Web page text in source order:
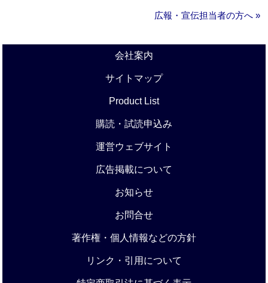
広報・宣伝担当者の方へ »
会社案内
サイトマップ
Product List
購読・試読申込み
運営ウェブサイト
広告掲載について
お知らせ
お問合せ
著作権・個人情報などの方針
リンク・引用について